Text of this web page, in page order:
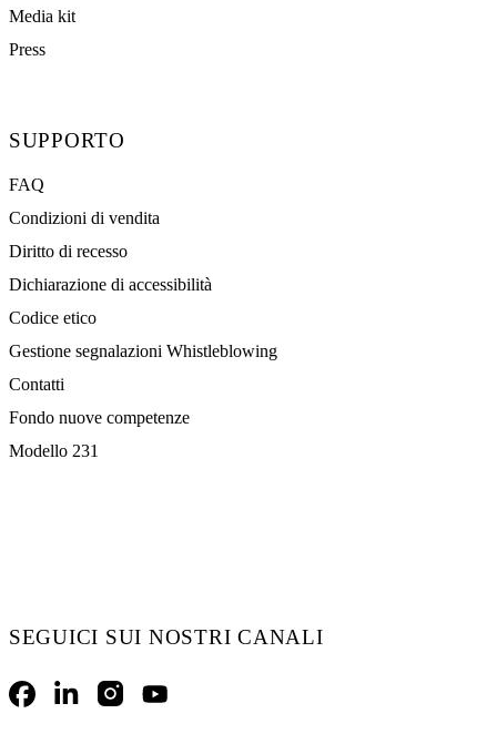
Media kit
Press
SUPPORTO
FAQ
Condizioni di vendita
Diritto di recesso
Dichiarazione di accessibilità
Codice etico
Gestione segnalazioni Whistleblowing
Contatti
Fondo nuove competenze
Modello 231
SEGUICI SUI NOSTRI CANALI
FacebookLinkedInInstagramYouTube